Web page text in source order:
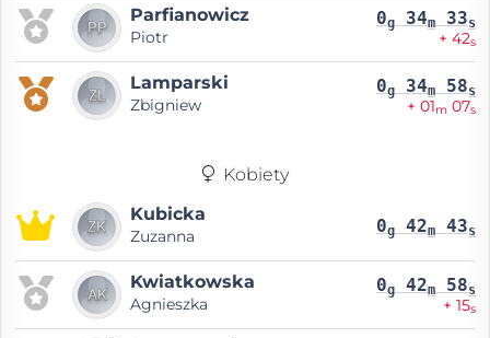
Parfianowicz
Piotr
0g 34m 33s
+ 42s
Lamparski
Zbigniew
0g 34m 58s
+ 01m 07s
Kobiety
Kubicka
Zuzanna 0g 42m 43s
Kwiatkowska
Agnieszka
0g 42m 58s
+ 15s